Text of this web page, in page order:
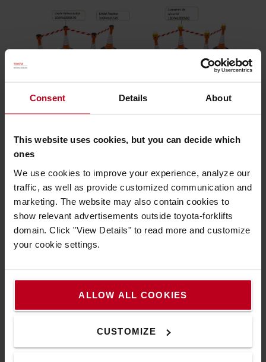
Consent Details About
This website uses cookies, but you can decide which
ones
We use cookies to improve your experience, analyze our
traffic, as well as provide customized communication and
marketing. The website may also contain cookies to
show relevant advertisements outside toyota-forklifts
domain. Click "View Details" to read more and customize
your cookie settings.
ALLOW ALL COOKIES
CUSTOMIZE
COMMANDER EN LIGNE